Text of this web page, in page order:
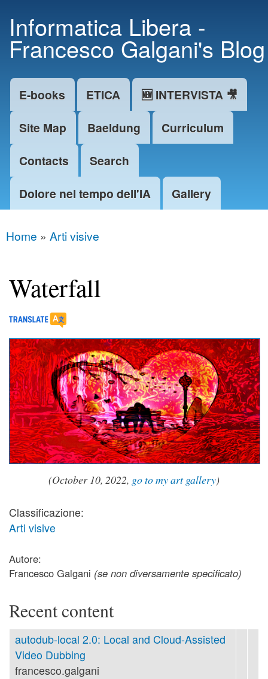
main
content
Informatica Libera -
Francesco Galgani's Blog
Main menu
E-books ETICA
🆕 INTERVISTA 🎥
Site Map
Baeldung
Curriculum
Contacts
Search
Dolore nel tempo dell'IA
Gallery
You are here
Home » Arti visive
Waterfall
(October 10, 2022, go to my art gallery)
Classificazione:
Arti visive
Autore:
Francesco Galgani (se non diversamente specificato)
Recent content
autodub-local 2.0: Local and Cloud-Assisted
Video Dubbing
francesco.galgani